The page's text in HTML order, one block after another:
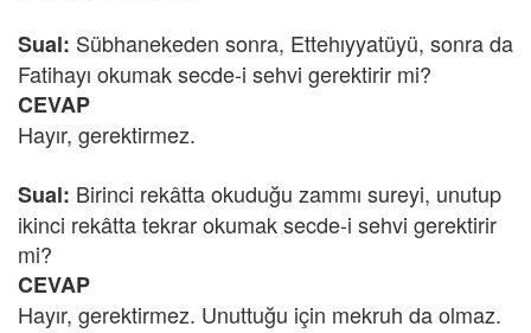
Sual: Sübhanekeden sonra, Ettehıyyatüyü, sonra da
Fatihayı okumak secde-i sehvi gerektirir mi?
CEVAP
Hayır, gerektirmez.
Sual: Birinci rekâtta okuduğu zammı sureyi, unutup
ikinci rekâtta tekrar okumak secde-i sehvi gerektirir
mi?
CEVAP
Hayır, gerektirmez. Unuttuğu için mekruh da olmaz.